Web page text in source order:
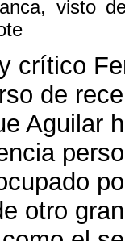
visto
crítico
de
Aguilar
otro